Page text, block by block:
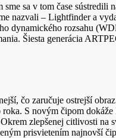
sa v tom čase sústredili
nazvali – Lightfinder a
dynamického rozsahu
Šiesta generácia
čo zaručuje ostrejší
S novým čipom
zlepšenej citlivosti
prisvietením najnovší